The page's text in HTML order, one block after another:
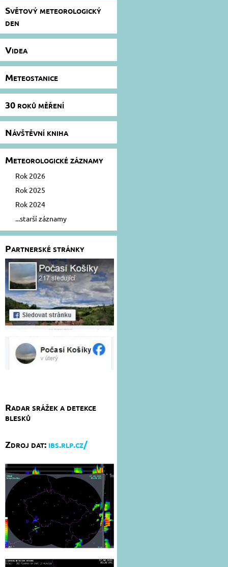
Světový meteorologický
den
Videa
Meteostanice
30 roků měření
Návštěvní kniha
Meteorologické záznamy
Rok 2026
Rok 2025
Rok 2024
...starší záznamy
Partnerské stránky
Radar srážek a detekce
blesků
Zdroj dat: ibs.rlp.cz/